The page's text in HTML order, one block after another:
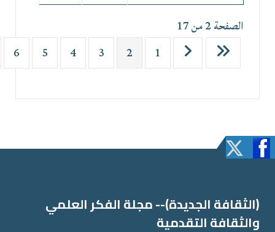
الصفحة 2 من 17
1
2
3
4
5
6
(الثقافة الجدیدة)-- مجلة الفكر العلمي
والثقافة التقدمیة